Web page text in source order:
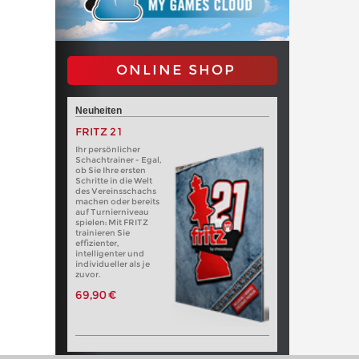
ONLINE SHOP
Neuheiten
FRITZ 21
Ihr persönlicher
Schachtrainer - Egal,
ob Sie Ihre ersten
Schritte in die Welt
des Vereinsschachs
machen oder bereits
auf Turnierniveau
spielen: Mit FRITZ
trainieren Sie
effizienter,
intelligenter und
individueller als je
zuvor.
69,90 €